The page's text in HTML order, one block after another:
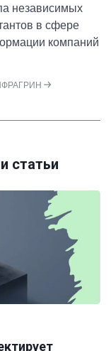
независимых
в сфере
компаний
статьи